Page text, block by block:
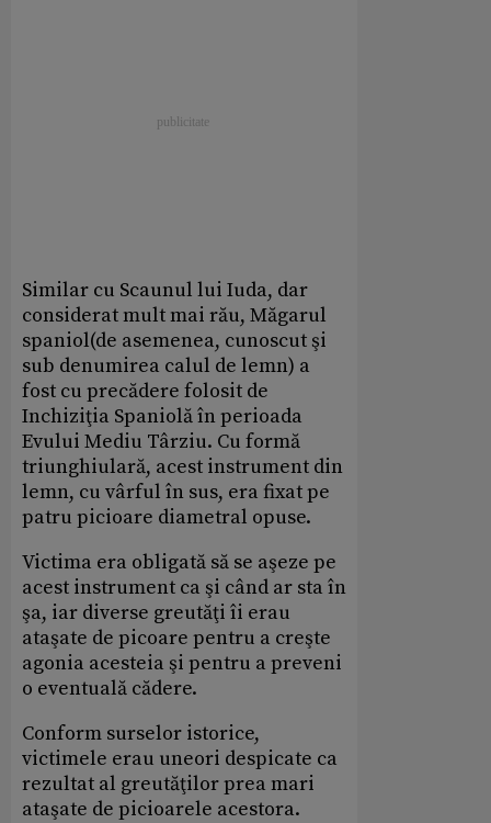
Similar cu Scaunul lui Iuda, dar
considerat mult mai rău, Măgarul
spaniol(de asemenea, cunoscut şi
sub denumirea calul de lemn) a
fost cu precădere folosit de
Inchiziţia Spaniolă în perioada
Evului Mediu Târziu. Cu formă
triunghiulară, acest instrument din
lemn, cu vârful în sus, era fixat pe
patru picioare diametral opuse.
Victima era obligată să se aşeze pe
acest instrument ca şi când ar sta în
şa, iar diverse greutăţi îi erau
ataşate de picoare pentru a creşte
agonia acesteia şi pentru a preveni
o eventuală cădere.
Conform surselor istorice,
victimele erau uneori despicate ca
rezultat al greutăţilor prea mari
ataşate de picioarele acestora.